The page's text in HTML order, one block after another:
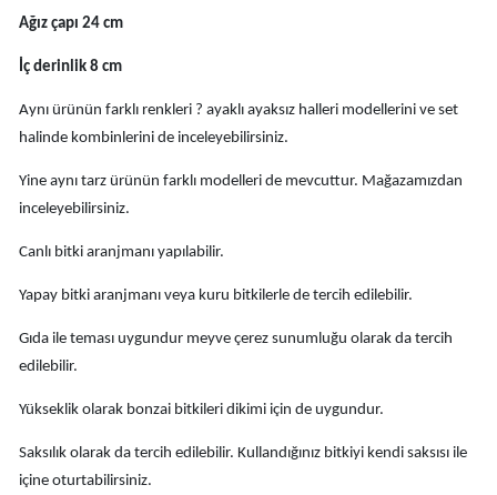
Ağız çapı 24 cm
İç derinlik 8 cm
Aynı ürünün farklı renkleri ? ayaklı ayaksız halleri modellerini ve set
halinde kombinlerini de inceleyebilirsiniz.
Yine aynı tarz ürünün farklı modelleri de mevcuttur. Mağazamızdan
inceleyebilirsiniz.
Canlı bitki aranjmanı yapılabilir.
Yapay bitki aranjmanı veya kuru bitkilerle de tercih edilebilir.
Gıda ile teması uygundur meyve çerez sunumluğu olarak da tercih
edilebilir.
Yükseklik olarak bonzai bitkileri dikimi için de uygundur.
Saksılık olarak da tercih edilebilir. Kullandığınız bitkiyi kendi saksısı ile
içine oturtabilirsiniz.